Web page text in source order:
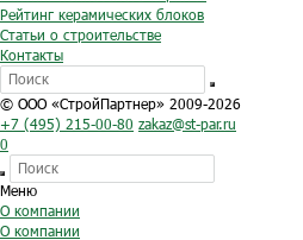
Рейтинг керамических блоков
Статьи о строительстве
Контакты
© ООО «СтройПартнер» 2009-2026
+7 (495) 215-00-80 zakaz@st-par.ru
0
Меню
О компании
О компании